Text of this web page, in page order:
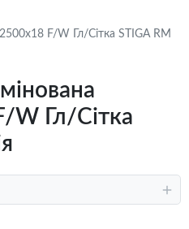
F/W Гл/Сітка STIGA RM
W Гл/Сітка